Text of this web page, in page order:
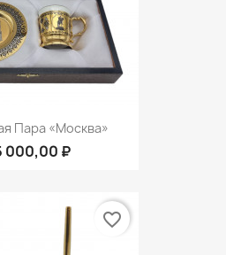
Пара «Москва»
000,00 ₽
favorite_border